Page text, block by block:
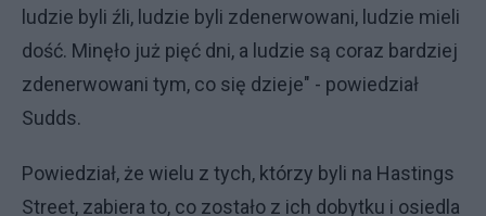
ludzie byli źli, ludzie byli zdenerwowani, ludzie mieli
dość. Minęło już pięć dni, a ludzie są coraz bardziej
zdenerwowani tym, co się dzieje" - powiedział
Sudds.
Powiedział, że wielu z tych, którzy byli na Hastings
Street, zabiera to, co zostało z ich dobytku i osiedla